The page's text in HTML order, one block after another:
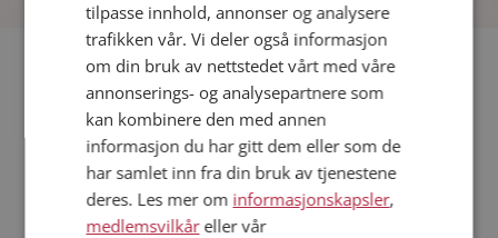
Fler single
Andre single fra Flesberg
Kvinner fra Flesberg
Date kvinner i Norge
Date menn i Norge
tilpasse innhold, annonser og analysere
trafikken vår. Vi deler også informasjon
om din bruk av nettstedet vårt med våre
annonserings- og analysepartnere som
kan kombinere den med annen
informasjon du har gitt dem eller som de
har samlet inn fra din bruk av tjenestene
deres. Les mer om informasjonskapsler,
medlemsvilkåreller vår